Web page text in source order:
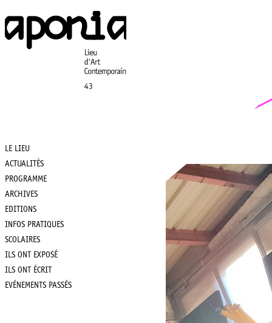
au
contenu
principal
Main
navigation
LE LIEU
ACTUALITÉS
PROGRAMME
ARCHIVES
EDITIONS
INFOS PRATIQUES
SCOLAIRES
ILS ONT EXPOSÉ
ILS ONT ÉCRIT
EVÉNEMENTS PASSÉS